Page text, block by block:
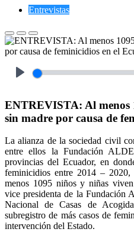
Entrevistas
ENTREVISTA: Al menos
sin madre por causa de
La alianza de la sociedad civil
entre ellos la Fundación
provincias del Ecuador, en
feminicidios entre 2014 –
menos 1095 niños y niñas
vice presidenta de la Fundación
Nacional de Casas de
subregistro de más casos de
intervención del Estado.